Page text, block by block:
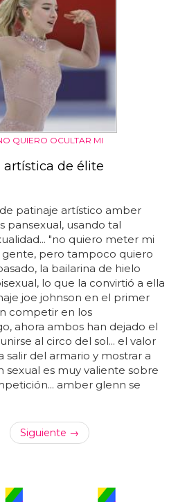
QUIERO OCULTAR MI
artística de élite
patinaje artístico amber
pansexual, usando tal
"no quiero meter mi
gente, pero tampoco quiero
la bailarina de hielo
lo que la convirtió a ella
joe johnson en el primer
competir en los
ahora ambos han dejado el
al circo del sol... el valor
salir del armario y mostrar a
sexual es muy valiente sobre
amber glenn se
Siguiente →